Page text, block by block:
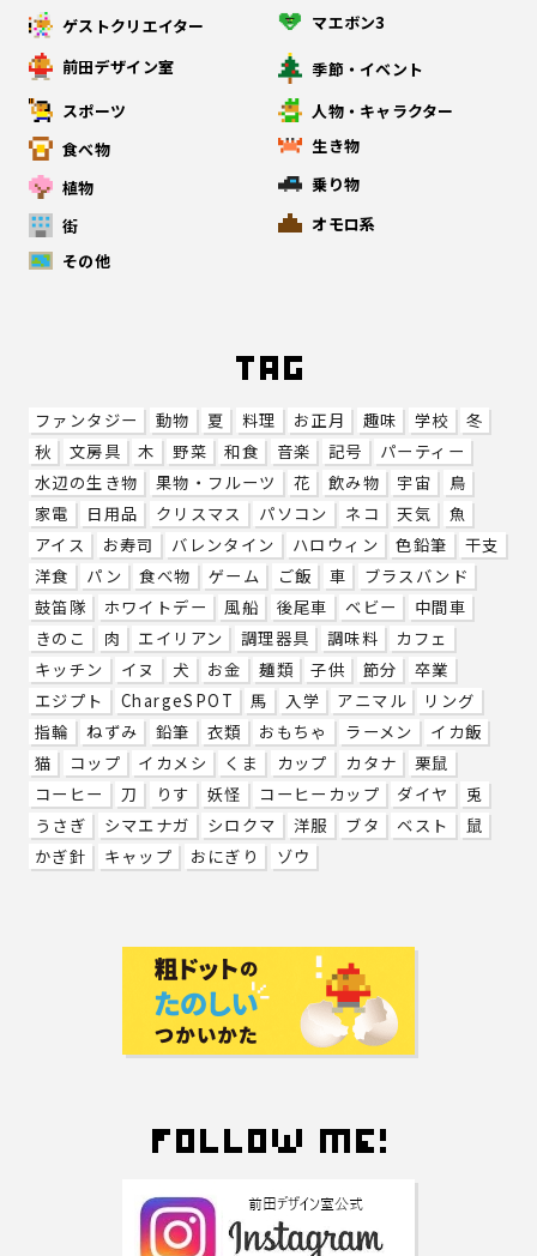
ゲストクリエイター
マエボン3
前田デザイン室
季節・イベント
スポーツ
人物・キャラクター
食べ物
生き物
植物
乗り物
街
オモロ系
その他
ファンタジー 動物 夏 料理 お正月 趣味 学校
冬
秋
文房具 木 野菜 和食 音楽 記号
パーティー
水辺の生き物
果物・フルーツ 花 飲み物 宇宙
鳥
家電
日用品 クリスマス パソコン ネコ 天気
魚
アイス
お寿司 バレンタイン ハロウィン 色鉛筆
干支
洋食
パン 食べ物 ゲーム ご飯 車
ブラスバンド
鼓笛隊
ホワイトデー 風船 後尾車 ベビー
中間車
きのこ
肉 エイリアン 調理器具 調味料
カフェ
キッチン
イヌ 犬 お金 麺類 子供 節分
卒業
エジプト
ChargeSPOT 馬 入学 アニマル
リング
指輪
ねずみ 鉛筆 衣類 おもちゃ ラーメン
イカ飯
猫
コップ イカメシ くま カップ カタナ
栗鼠
コーヒー
刀 りす 妖怪 コーヒーカップ ダイヤ
兎
うさぎ
シマエナガ シロクマ 洋服 ブタ ベスト
鼠
かぎ針
キャップ おにぎり ゾウ